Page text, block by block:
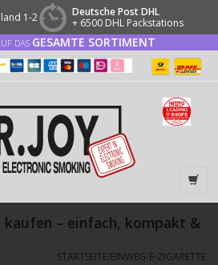
1-2
Deutsche Post DHL
+ 6500 DHL Packstations
DAS GESAMTE SORTIMENT
kaufen – einfach, kompakt &
STARTSEITE/EINWEG-E-ZIGARETTE